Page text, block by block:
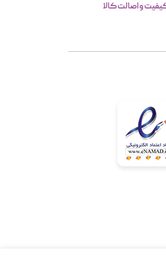
و اصالت کالا